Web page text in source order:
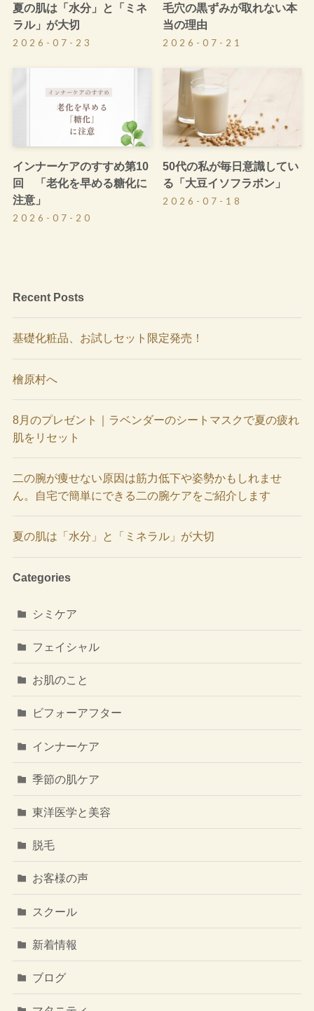
夏の肌は「水分」と「ミネ
ラル」が大切
2026-07-23
毛穴の黒ずみが取れない本
当の理由
2026-07-21
インナーケアのすすめ第10
回 「老化を早める糖化に
注意」
2026-07-20
50代の私が毎日意識してい
る「大豆イソフラボン」
2026-07-18
Recent Posts
基礎化粧品、お試しセット限定発売！
檜原村へ
8月のプレゼント｜ラベンダーのシートマスクで夏の疲れ
肌をリセット
二の腕が痩せない原因は筋力低下や姿勢かもしれませ
ん。自宅で簡単にできる二の腕ケアをご紹介します
夏の肌は「水分」と「ミネラル」が大切
Categories
シミケア
フェイシャル
お肌のこと
ビフォーアフター
インナーケア
季節の肌ケア
東洋医学と美容
脱毛
お客様の声
スクール
新着情報
ブログ